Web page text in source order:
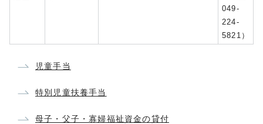
049-
224-
5821）
児童手当
特別児童扶養手当
母子・父子・寡婦福祉資金の貸付